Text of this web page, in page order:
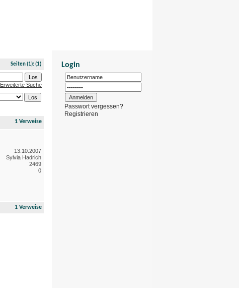
Seiten(1):(1)
Erweiterte Suche
1 Verweise
13.10.2007
Sylvia Hadrich
2469
0
1 Verweise
Login
Passwort vergessen?
Registrieren